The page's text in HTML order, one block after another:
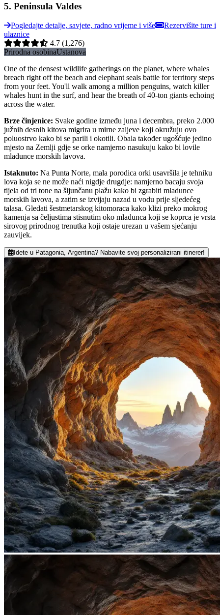
5. Peninsula Valdes
Pogledajte detalje, savjete, radno vrijeme i više
Rezervišite ture i
ulaznice
4.7 (1,276)
Prirodna osobinaUstanova
One of the densest wildlife gatherings on the planet, where whales
breach right off the beach and elephant seals battle for territory steps
from your feet. You'll walk among a million penguins, watch killer
whales hunt in the surf, and hear the breath of 40-ton giants echoing
across the water.
Brze činjenice: Svake godine između juna i decembra, preko 2.000
južnih desnih kitova migrira u mirne zaljeve koji okružuju ovo
poluostrvo kako bi se parili i okotili. Obala također ugošćuje jedino
mjesto na Zemlji gdje se orke namjerno nasukuju kako bi lovile
mladunce morskih lavova.
Istaknuto: Na Punta Norte, mala porodica orki usavršila je tehniku
lova koja se ne može naći nigdje drugdje: namjerno bacaju svoja
tijela od tri tone na šljunčanu plažu kako bi zgrabiti mladunce
morskih lavova, a zatim se izvijaju nazad u vodu prije sljedećeg
talasa. Gledati šestmetarskog kitomoraca kako klizi preko mokrog
kamenja sa čeljustima stisnutim oko mladunca koji se koprca je vrsta
sirovog prirodnog trenutka koji ostaje urezan u vašem sjećanju
zauvijek.
Idete u Patagonia, Argentina? Nabavite svoj personalizirani itinerer!